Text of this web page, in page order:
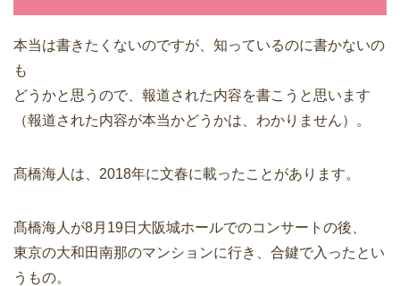
本当は書きたくないのですが、知っているのに書かないの
も
どうかと思うので、報道された内容を書こうと思います
（報道された内容が本当かどうかは、わかりません）。
髙橋海人は、2018年に文春に載ったことがあります。
髙橋海人が8月19日大阪城ホールでのコンサートの後、
東京の大和田南那のマンションに行き、合鍵で入ったとい
うもの。